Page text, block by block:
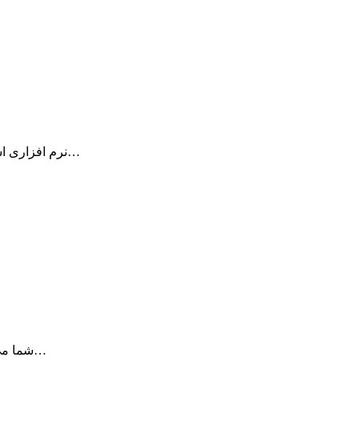
ClickRepair نرم افزاری است که به شما در بازگردانی صوت های آرشیو بندی شده…
با NetWork Utility X شما می توانید به سرعت تمام اطلاعات در مورد شبکه…